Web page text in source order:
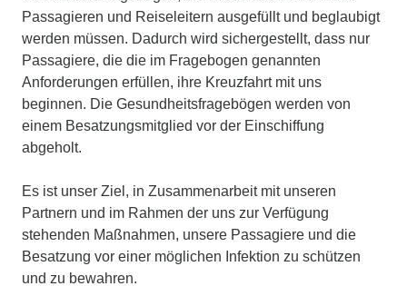
Passagieren und Reiseleitern ausgefüllt und beglaubigt
werden müssen. Dadurch wird sichergestellt, dass nur
Passagiere, die die im Fragebogen genannten
Anforderungen erfüllen, ihre Kreuzfahrt mit uns
beginnen. Die Gesundheitsfragebögen werden von
einem Besatzungsmitglied vor der Einschiffung
abgeholt.
Es ist unser Ziel, in Zusammenarbeit mit unseren
Partnern und im Rahmen der uns zur Verfügung
stehenden Maßnahmen, unsere Passagiere und die
Besatzung vor einer möglichen Infektion zu schützen
und zu bewahren.